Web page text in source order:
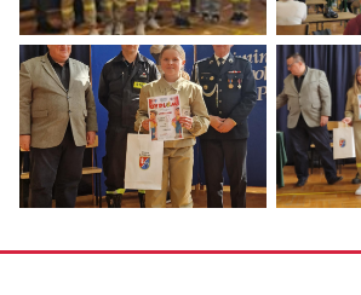
Pokaż
zdjęcie
1
z
galerii.
Pokaż
zdjęcie
2
galerii.